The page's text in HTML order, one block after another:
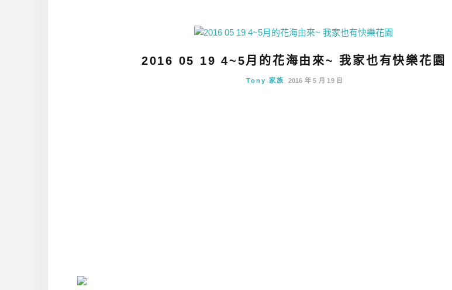
2016 05 19 4~5月的花海由來~ 我家也有快樂花園
Tony 家族 2016 年 5 月 19 日